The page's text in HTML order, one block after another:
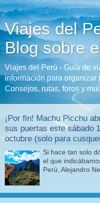
Viajes del
Blog sobre
Viajes del Perú - Guía de
información para organizar
Consejos, rutas, foros y
¡Por fin! Machu Picchu
sus puertas este sábado
octubre (solo para
Si hace tan solo
el que
Perú, Alejandro